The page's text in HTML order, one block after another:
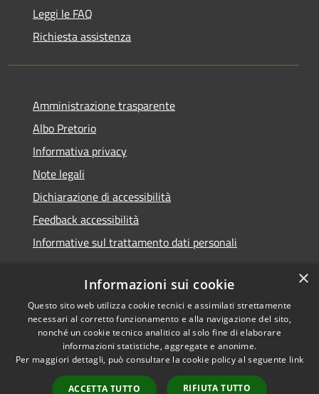
Leggi le FAQ
Richiesta assistenza
Amministrazione trasparente
Albo Pretorio
Informativa privacy
Note legali
Dichiarazione di accessibilità
Feedback accessibilità
Informative sul trattamento dati personali
RSS
Accessibilità
Cookie
Mappa del sito
Copyright © 2026 • Comune di
Pioltello • Powered by
Municipium•Accesso
redazione
×
Informazioni sui cookie
Questo sito web utilizza cookie tecnici e assimilati strettamente
necessari al corretto funzionamento e alla navigazione del sito,
nonché un cookie tecnico analitico al solo fine di elaborare
informazioni statistiche, aggregate e anonime.
Per maggiori dettagli, può consultare la cookie policy al seguente link
ACCETTA TUTTO RIFIUTA TUTTO